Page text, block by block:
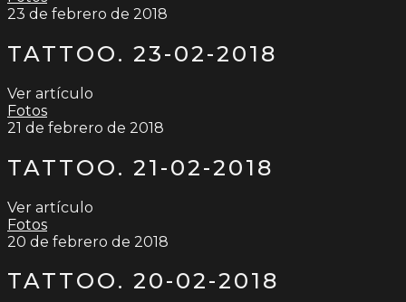
23 de febrero de 2018
TATTOO. 23-02-2018
Ver artículo
Fotos
21 de febrero de 2018
TATTOO. 21-02-2018
Ver artículo
Fotos
20 de febrero de 2018
TATTOO. 20-02-2018